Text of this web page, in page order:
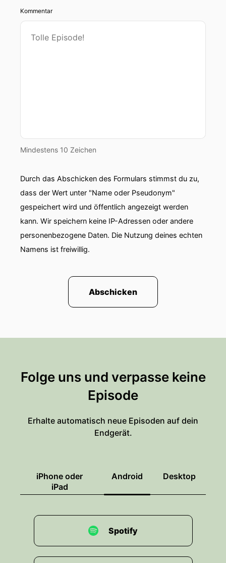
Kommentar
Mindestens 10 Zeichen
Durch das Abschicken des Formulars stimmst du zu,
dass der Wert unter "Name oder Pseudonym"
gespeichert wird und öffentlich angezeigt werden
kann. Wir speichern keine IP-Adressen oder andere
personenbezogene Daten. Die Nutzung deines echten
Namens ist freiwillig.
Abschicken
Folge uns und verpasse keine
Episode
Erhalte automatisch neue Episoden auf dein
Endgerät.
iPhone oder
iPad
Android Desktop
Spotify